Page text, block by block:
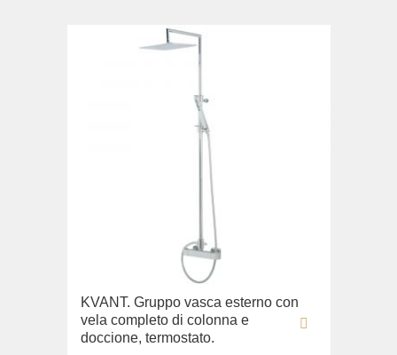
KVANT. Gruppo vasca esterno con
vela completo di colonna e
doccione, termostato.